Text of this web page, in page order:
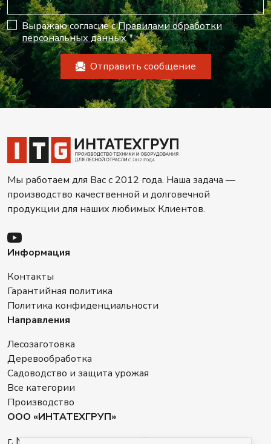
Выражаю согласие сПравилами обработки
персональных данных*
Мы работаем для Вас с 2012 года. Наша задача —
производство качественной и долговечной
продукции для наших любимых Клиентов.
Информация
Контакты
Гарантийная политика
Политика конфиденциальности
Направления
Лесозаготовка
Деревообработка
Садоводство и защита урожая
Все категории
Производство
ООО «ИНТАТЕХГРУП»
г. Минск, пер. Промышленный, 14